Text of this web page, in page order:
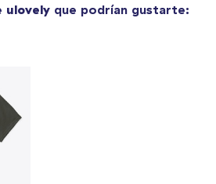
ulovelyque podrían gustarte: